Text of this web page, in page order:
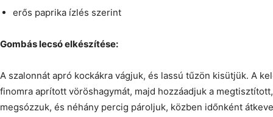
erős paprika ízlés szerint
Gombás lecsó elkészítése:
A szalonnát apró kockákra vágjuk, és lassú tűzön kisütjük. A
finomra aprított vöröshagymát, majd hozzáadjuk a
megsózzuk, és néhány percig pároljuk, közben időnként